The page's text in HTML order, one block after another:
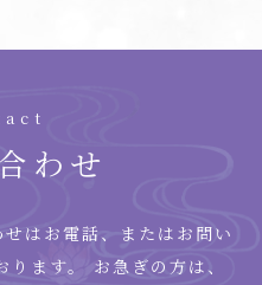
わせ
はお電話、またはお問い
ます。
お急ぎの方は、